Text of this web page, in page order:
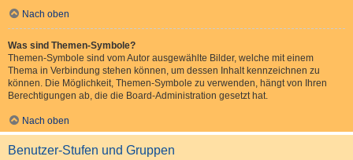
Nach oben
Was sind Themen-Symbole?
Themen-Symbole sind vom Autor ausgewählte Bilder, welche mit einem
Thema in Verbindung stehen können, um dessen Inhalt kennzeichnen zu
können. Die Möglichkeit, Themen-Symbole zu verwenden, hängt von Ihren
Berechtigungen ab, die die Board-Administration gesetzt hat.
Nach oben
Benutzer-Stufen und Gruppen